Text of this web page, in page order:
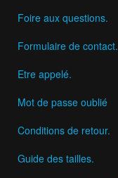
Foire aux questions.
Formulaire de contact.
Etre appelé.
Mot de passe oublié
Conditions de retour.
Guide des tailles.